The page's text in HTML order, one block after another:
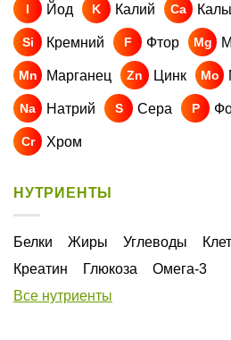
I Йод K Калий Ca
Si Кремний F Фтор Mg
Mn Марганец Zn Цинк Mo
Na Натрий S Сера P
Cr Хром
НУТРИЕНТЫ
Белки Жиры Углеводы
Креатин
Глюкоза
Омега-3
Все нутриенты